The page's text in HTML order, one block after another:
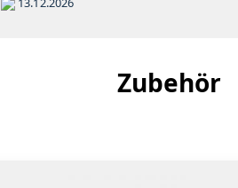
Zubehör